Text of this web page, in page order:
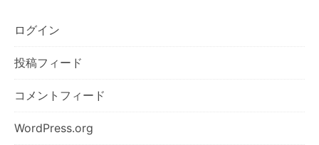
ログイン
投稿フィード
コメントフィード
WordPress.org